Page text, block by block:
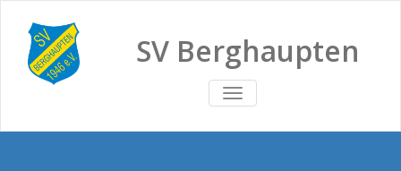
SV Berghaupten
TOGGLE
NAVIGATION